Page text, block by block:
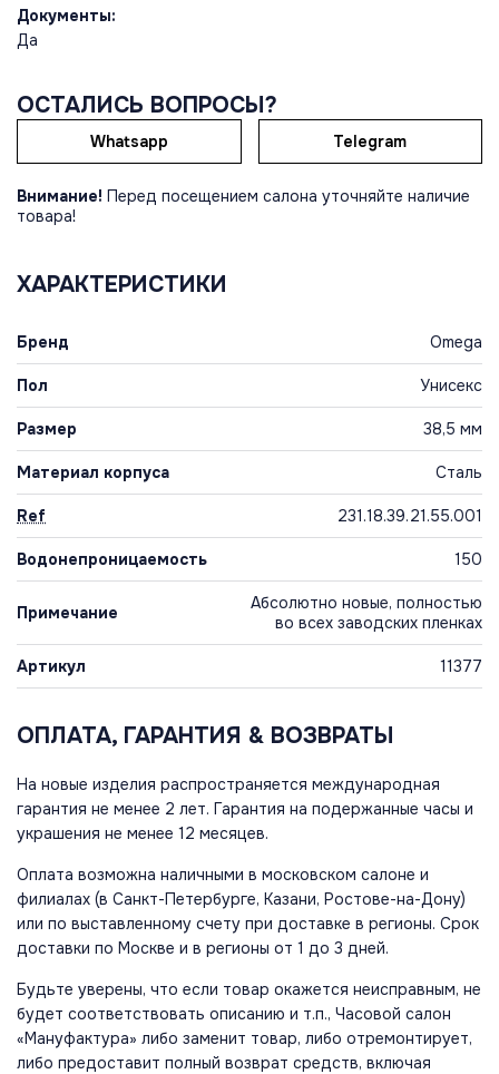
Документы:
Да
ОСТАЛИСЬ ВОПРОСЫ?
Whatsapp Telegram
Внимание! Перед посещением салона уточняйте наличие
товара!
ХАРАКТЕРИСТИКИ
Бренд Omega
Пол Унисекс
Размер 38,5 мм
Материал корпуса Сталь
Ref 231.18.39.21.55.001
Водонепроницаемость 150
Примечание
Абсолютно новые, полностью
во всех заводских пленках
Артикул 11377
ОПЛАТА, ГАРАНТИЯ & ВОЗВРАТЫ
На новые изделия распространяется международная
гарантия не менее 2 лет. Гарантия на подержанные часы и
украшения не менее 12 месяцев.
Оплата возможна наличными в московском салоне и
филиалах (в Санкт-Петербурге, Казани, Ростове-на-Дону)
или по выставленному счету при доставке в регионы. Срок
доставки по Москве и в регионы от 1 до 3 дней.
Будьте уверены, что если товар окажется неисправным, не
будет соответствовать описанию и т.п., Часовой салон
«Мануфактура» либо заменит товар, либо отремонтирует,
либо предоставит полный возврат средств, включая